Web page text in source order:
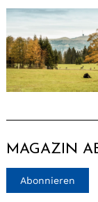
MAGAZIN
Abonnieren